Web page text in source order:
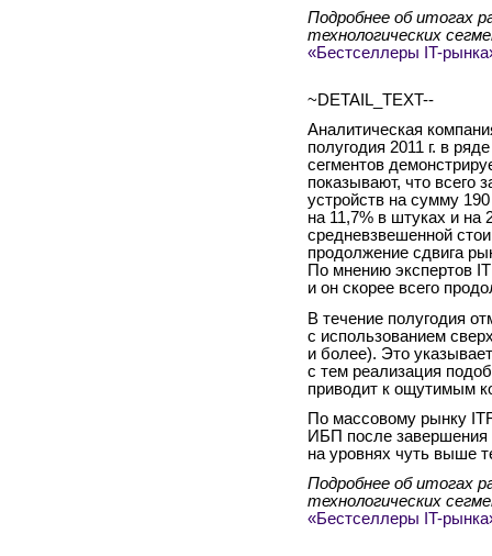
Подробнее об итогах
технологических
«Бестселлеры IT-
~DETAIL_TEXT--
Аналитическая
полугодия 2011 г. в
сегментов
показывают, что всего
устройств на сумму
на 11,7% в штуках и на
средневзвешенной
продолжение сдвига
По мнению экспертов
и он скорее всего
В течение полугодия
с использованием
и более). Это
с тем реализация
приводит к ощутимым
По массовому рынку
ИБП после завершения
на уровнях чуть выше
Подробнее об итогах
технологических
«Бестселлеры IT-